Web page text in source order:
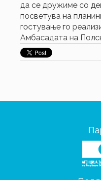
да се дружиме со
посветува на
гостување го
Амбасадата на